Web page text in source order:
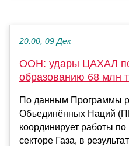
20:00, 09 Дек
ООН: удары ЦАХАЛ по
образованию 68 млн
По данным Программы
Объединённых Наций
координирует работы по
секторе Газа, в